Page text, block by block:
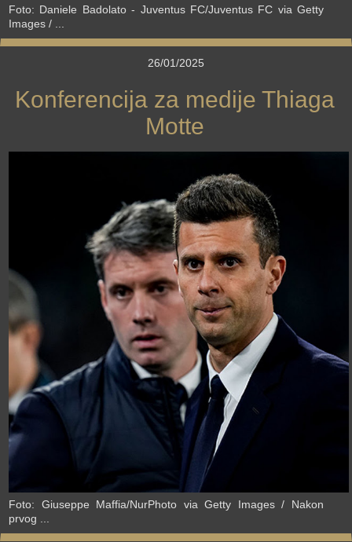
Foto: Daniele Badolato - Juventus FC/Juventus FC via Getty
Images / ...
26/01/2025
Konferencija za medije Thiaga
Motte
Foto: Giuseppe Maffia/NurPhoto via Getty Images / Nakon
prvog ...